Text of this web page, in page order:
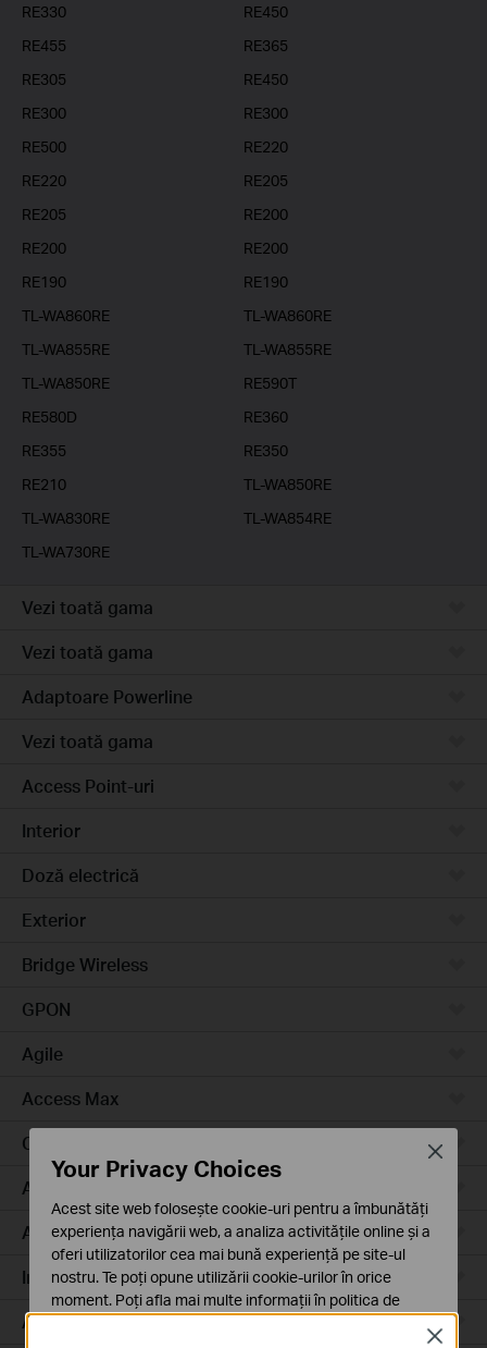
RE330
RE450
RE455
RE365
RE305
RE450
RE300
RE300
RE500
RE220
RE220
RE205
RE205
RE200
RE200
RE200
RE190
RE190
TL-WA860RE
TL-WA860RE
TL-WA855RE
TL-WA855RE
TL-WA850RE
RE590T
RE580D
RE360
RE355
RE350
RE210
TL-WA850RE
TL-WA830RE
TL-WA854RE
TL-WA730RE
Vezi toată gama
Vezi toată gama
Adaptoare Powerline
Vezi toată gama
Access Point-uri
Interior
Doză electrică
Exterior
Bridge Wireless
GPON
Agile
Access Max
Campus
Access Plus
Aggregation
Industrial
Access
Close
Your Privacy Choices
Acest site web folosește cookie-uri pentru a îmbunătăți
experiența navigării web, a analiza activitățile online și a
oferi utilizatorilor cea mai bună experiență pe site-ul
nostru. Te poți opune utilizării cookie-urilor în orice
moment. Poți afla mai multe informații în politica de
Close